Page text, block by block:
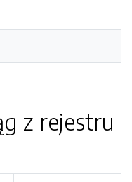
z rejestru